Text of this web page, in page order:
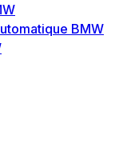
BMW